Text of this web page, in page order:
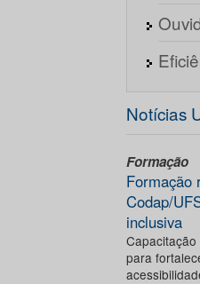
Notícias
Formação
Formação
Codap/
inclusiva
Capacitação
para